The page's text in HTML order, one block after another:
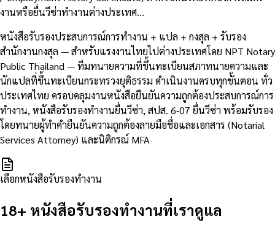
งานหรือยื่นวีซ่าทำงานต่างประเทศ…
หนังสือรับรองประสบการณ์การทำงาน + แปล + กงสุล + รับรอง
สำนักงานกงสุล — สำหรับแรงงานไทยไปต่างประเทศโดย NPT Notary
Public Thailand — ทีมทนายความที่ขึ้นทะเบียนสภาทนายความและ
นักแปลที่ขึ้นทะเบียนกระทรวงยุติธรรม ดำเนินงานครบทุกขั้นตอน ทั่ว
ประเทศไทย ครอบคลุมงานหนังสือยืนยันความถูกต้องประสบการณ์การ
ทำงาน, หนังสือรับรองทำงานยื่นวีซ่า, สปส. 6-07 ยื่นวีซ่า พร้อมรับรอง
โดยทนายผู้ทำคำยืนยันความถูกต้องลายมือชื่อและเอกสาร (Notarial
Services Attorney) และนิติกรณ์ MFA
เลือกหนังสือรับรองทำงาน
18+ หนังสือรับรองทำงานที่เราดูแล